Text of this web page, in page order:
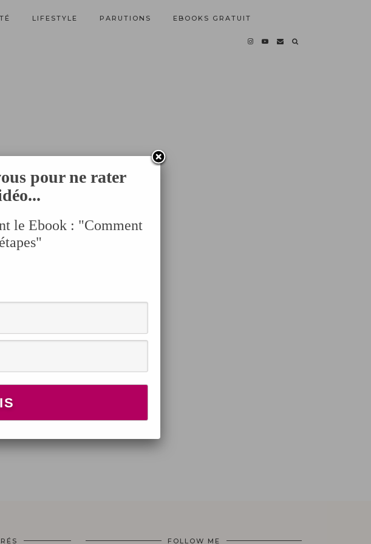
LIFESTYLE PARUTIONS EBOOKS GRATUIT
FOLLOW ME
pour ne rater
le Ebook : "Comment